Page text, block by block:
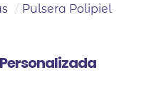
/ Pulsera Polipiel